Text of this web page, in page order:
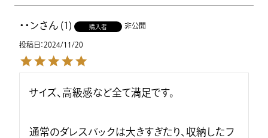
・・ン 1 購入者 非公開
投稿日 2024/11/20
サイズ、高級感など全て満足です。
通常のダレスバックは大きすぎたり、収納したフ